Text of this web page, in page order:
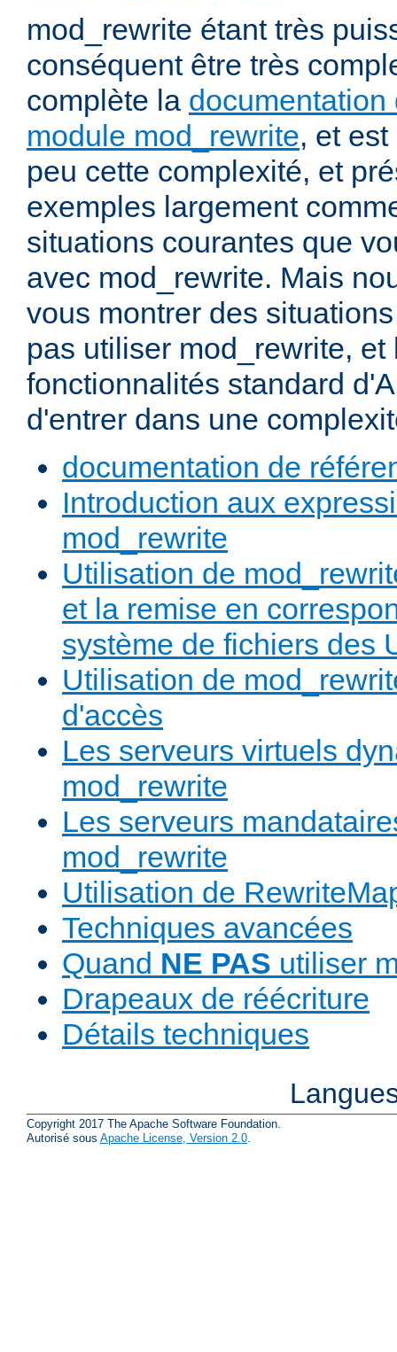
mod_rewrite étant très
conséquent être très
complète la documentation
module mod_rewrite, et
peu cette complexité, et
exemples largement
situations courantes que
avec mod_rewrite. Mais
vous montrer des
pas utiliser mod_rewrite,
fonctionnalités standard
d'entrer dans une
documentation de
Introduction aux
mod_rewrite
Utilisation de
et la remise en
système de fichiers des
Utilisation de
d'accès
Les serveurs virtuels
mod_rewrite
Les serveurs
mod_rewrite
Utilisation de
Techniques avancées
Quand NE PAS utiliser
Drapeaux de réécriture
Détails techniques
Copyright 2017 The Apache Software Foundation.
Autorisé sous Apache License, Version 2.0